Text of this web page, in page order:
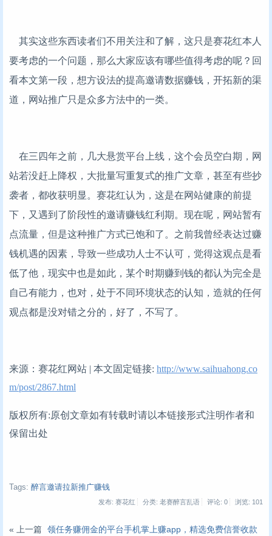
其实这些东西读者们不用关注和了解，这只是赛花红本人
要考虑的一个问题，那么大家应该有哪些值得考虑的呢？回
看本文第一段，想方设法的提高邀请数据赚钱，开拓新的渠
道，网站推广只是众多方法中的一类。
在三四年之前，几大悬赏平台上线，这个会员空白期，网
站若没赶上降权，大批量写重复式的推广文章，甚至有些抄
袭者，都收获明显。赛花红认为，这是在网站健康的前提
下，又遇到了阶段性的邀请赚钱红利期。现在呢，网站暂有
点流量，但是这种推广方式已饱和了。之前我曾经表达过赚
钱机遇的因素，导致一些成功人士不认可，觉得这观点是看
低了他，现实中也是如此，某个时期赚到钱的都认为完全是
自己有能力，也对，处于不同环境状态的认知，造就的任何
观点都是没对错之分的，好了，不写了。
来源：赛花红网站 | 本文固定链接: http://www.saihuahong.co
m/post/2867.html
版权所有:原创文章如有转载时请以本链接形式注明作者和
保留出处
Tags: 醉言邀请拉新推广赚钱
发布: 赛花红 分类: 老赛醉言乱语 评论: 0 浏览: 101
« 上一篇
领任务赚佣金的平台手机掌上赚app，精选免费信誉收款